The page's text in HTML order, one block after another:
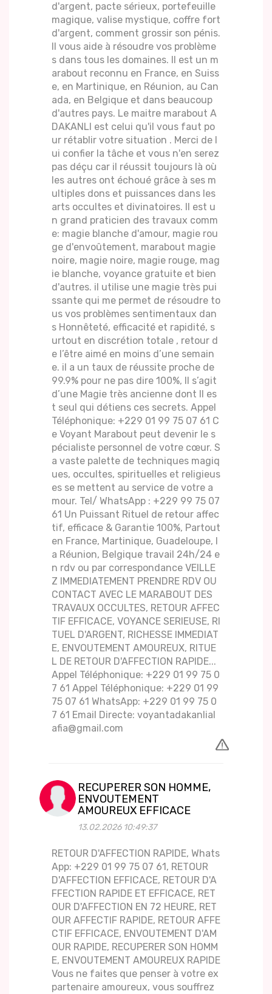
d'argent, pacte sérieux, portefeuille
magique, valise mystique, coffre fort
d'argent, comment grossir son pénis.
Il vous aide à résoudre vos problème
s dans tous les domaines. Il est un m
arabout reconnu en France, en Suiss
e, en Martinique, en Réunion, au Can
ada, en Belgique et dans beaucoup
d'autres pays. Le maitre marabout A
DAKANLI est celui qu'il vous faut po
ur rétablir votre situation . Merci de l
ui confier la tâche et vous n'en serez
pas déçu car il réussit toujours là où
les autres ont échoué grâce à ses m
ultiples dons et puissances dans les
arts occultes et divinatoires. Il est u
n grand praticien des travaux comm
e: magie blanche d'amour, magie rou
ge d'envoûtement, marabout magie
noire, magie noire, magie rouge, mag
ie blanche, voyance gratuite et bien
d'autres. il utilise une magie très pui
ssante qui me permet de résoudre to
us vos problèmes sentimentaux dan
s Honnêteté, efficacité et rapidité, s
urtout en discrétion totale , retour d
e l’être aimé en moins d’une semain
e. il a un taux de réussite proche de
99.9% pour ne pas dire 100%, Il s’agit
d’une Magie très ancienne dont Il es
t seul qui détiens ces secrets. Appel
Téléphonique: +229 01 99 75 07 61 C
e Voyant Marabout peut devenir le s
pécialiste personnel de votre cœur. S
a vaste palette de techniques magiq
ues, occultes, spirituelles et religieus
es se mettent au service de votre a
mour. Tel/ WhatsApp : +229 99 75 07
61 Un Puissant Rituel de retour affec
tif, efficace & Garantie 100%, Partout
en France, Martinique, Guadeloupe, l
a Réunion, Belgique travail 24h/24 e
n rdv ou par correspondance VEILLE
Z IMMEDIATEMENT PRENDRE RDV OU
CONTACT AVEC LE MARABOUT DES
TRAVAUX OCCULTES, RETOUR AFFEC
TIF EFFICACE, VOYANCE SERIEUSE, RI
TUEL D'ARGENT, RICHESSE IMMEDIAT
E, ENVOUTEMENT AMOUREUX, RITUE
L DE RETOUR D'AFFECTION RAPIDE...
Appel Téléphonique: +229 01 99 75 0
7 61 Appel Téléphonique: +229 01 99
75 07 61 WhatsApp: +229 01 99 75 0
7 61 Email Directe: voyantadakanlial
afia@gmail.com
RECUPERER SON HOMME,
ENVOUTEMENT
AMOUREUX EFFICACE
13.02.2026 10:49:37
RETOUR D'AFFECTION RAPIDE, Whats
App: +229 01 99 75 07 61, RETOUR
D'AFFECTION EFFICACE, RETOUR D'A
FFECTION RAPIDE ET EFFICACE, RET
OUR D'AFFECTION EN 72 HEURE, RET
OUR AFFECTIF RAPIDE, RETOUR AFFE
CTIF EFFICACE, ENVOUTEMENT D'AM
OUR RAPIDE, RECUPERER SON HOMM
E, ENVOUTEMENT AMOUREUX RAPIDE
Vous ne faites que penser à votre ex
partenaire amoureux, vous souffrez